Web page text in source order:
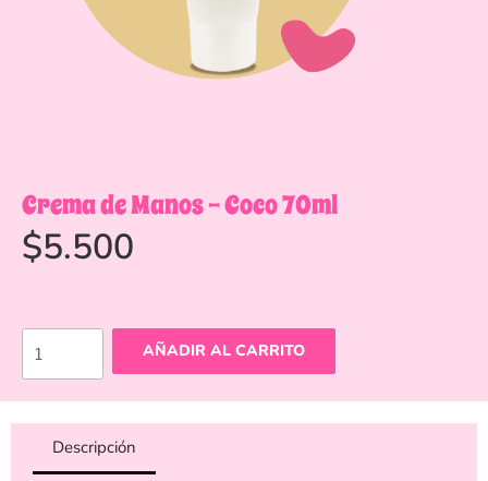
Crema de Manos – Coco 70ml
$5.500
AÑADIR AL CARRITO
Descripción